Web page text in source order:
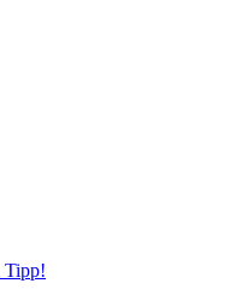
Tipp!